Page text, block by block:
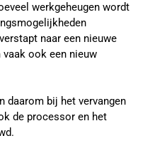
werkgeheugen wordt
naar een nieuwe
ook een nieuw
daarom bij het vervangen
de processor en het